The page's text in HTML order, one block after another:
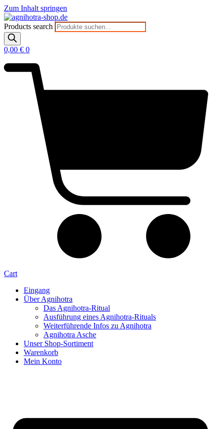
Zum Inhalt springen
Products search
0,00 € 0
Cart
Eingang
Über Agnihotra
Das Agnihotra-Ritual
Ausführung eines Agnihotra-Rituals
Weiterführende Infos zu Agnihotra
Agnihotra Asche
Unser Shop-Sortiment
Warenkorb
Mein Konto